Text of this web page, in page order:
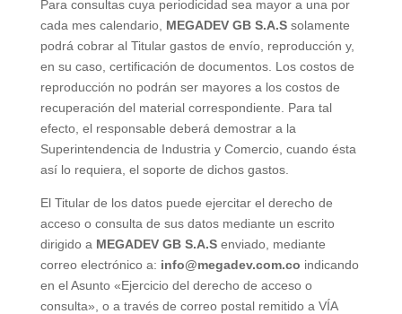
Para consultas cuya periodicidad sea mayor a una por
cada mes calendario, MEGADEV GB S.A.Ssolamente
podrá cobrar al Titular gastos de envío, reproducción y,
en su caso, certificación de documentos. Los costos de
reproducción no podrán ser mayores a los costos de
recuperación del material correspondiente. Para tal
efecto, el responsable deberá demostrar a la
Superintendencia de Industria y Comercio, cuando ésta
así lo requiera, el soporte de dichos gastos.
El Titular de los datos puede ejercitar el derecho de
acceso o consulta de sus datos mediante un escrito
dirigido a MEGADEV GB S.A.Senviado, mediante
correo electrónico a: info@megadev.com.co indicando
en el Asunto «Ejercicio del derecho de acceso o
consulta», o a través de correo postal remitido a VÍA